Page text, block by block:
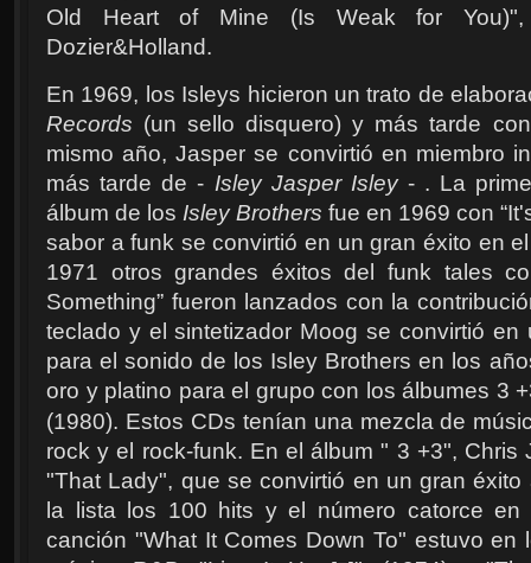
Old Heart of Mine (Is Weak for
Dozier&Holland.
En 1969, los Isleys hicieron un trato de
Records (un sello disquero) y más tarde con
mismo año, Jasper se convirtió en miembro
más tarde de - Isley Jasper Isley- . La
álbum de los Isley Brothers fue en 1969 con
sabor a funk se convirtió en un gran éxito en
1971 otros grandes éxitos del funk tales
Something” fueron lanzados con la
teclado y el sintetizador Moog se convirtió en
para el sonido de los Isley Brothers en los
oro y platino para el grupo con los álbumes 3
(1980). Estos CDs tenían una mezcla de
rock y el rock-funk. En el álbum " 3 +3", Chris
"That Lady", que se convirtió en un gran
la lista los 100 hits y el número catorce en
canción "What It Comes Down To" estuvo en